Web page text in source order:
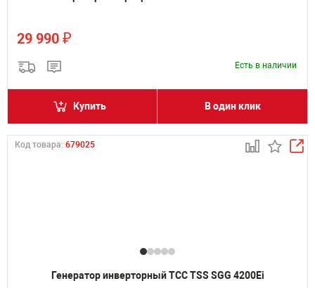
29 990 ₽
Есть в наличии
Купить В один клик
Код товара: 679025
Генератор инверторный ТСС TSS SGG 4200Ei